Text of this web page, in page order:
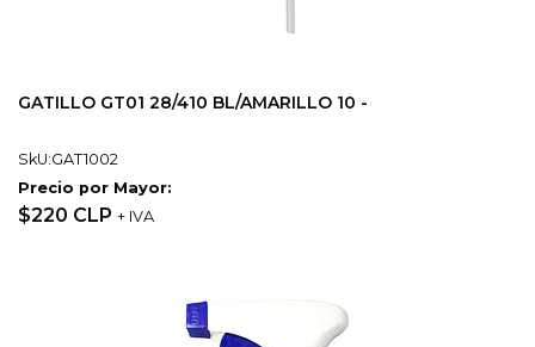
GATILLO GT01 28/410 BL/AMARILLO 10 -
SkU:GAT1002
Precio por Mayor:
$220 CLP + IVA